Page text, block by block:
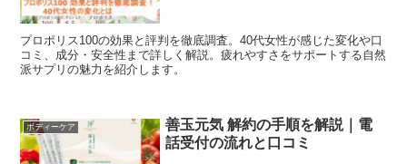
プロポリス100の効果と評判を徹底調査。40代女性が感じた変化や口
コミ、成分・安全性まで詳しく解説。疲れやすさをサポートする自然
派サプリの魅力を紹介します。
ボディーケア
善玉元気 解約の手順を解説｜電
話受付の流れと口コミ